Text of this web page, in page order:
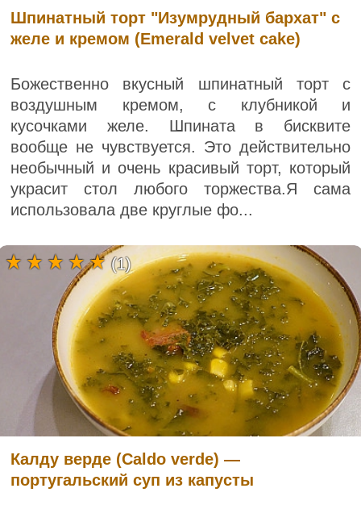
Шпинатный торт "Изумрудный бархат" с
желе и кремом (Emerald velvet cake)
Божественно вкусный шпинатный торт с
воздушным кремом, с клубникой и
кусочками желе. Шпината в бисквите
вообще не чувствуется. Это действительно
необычный и очень красивый торт, который
украсит стол любого торжества.Я сама
использовала две круглые фо...
Калду верде (Caldo verde) —
португальский суп из капусты
(1)